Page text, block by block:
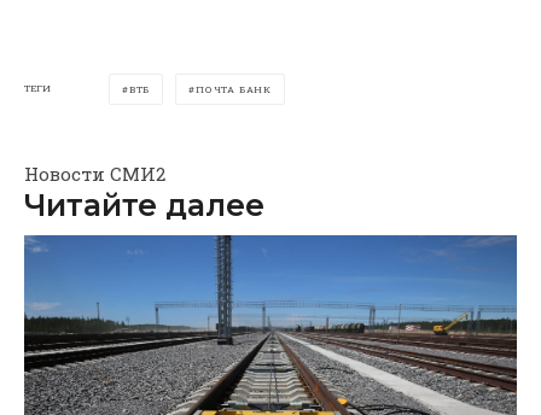
ТЕГИ ВТБ ПОЧТА БАНК
Новости СМИ2
Читайте далее